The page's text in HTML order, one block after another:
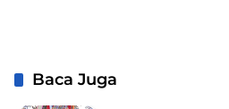
Baca Juga